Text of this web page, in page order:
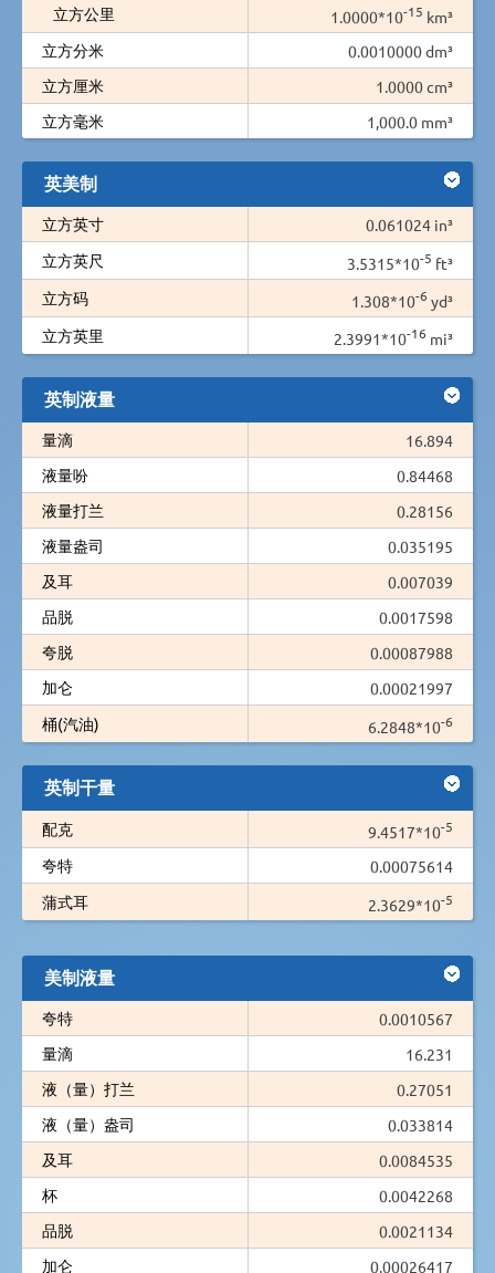
立方公里
1.0000*10-15 km³
立方分米
0.0010000 dm³
立方厘米
1.0000 cm³
立方毫米
1,000.0 mm³
英美制
立方英寸
0.061024 in³
立方英尺
3.5315*10-5 ft³
立方码
1.308*10-6 yd³
立方英里
2.3991*10-16 mi³
英制液量
量滴
16.894
液量吩
0.84468
液量打兰
0.28156
液量盎司
0.035195
及耳
0.007039
品脱
0.0017598
夸脱
0.00087988
加仑
0.00021997
桶(汽油)
6.2848*10-6
英制干量
配克 9.4517*10-5
夸特
0.00075614
蒲式耳
2.3629*10-5
美制液量
夸特
0.0010567
量滴
16.231
液（量）打兰
0.27051
液（量）盎司
0.033814
及耳
0.0084535
杯
0.0042268
品脱
0.0021134
加仑
0.00026417